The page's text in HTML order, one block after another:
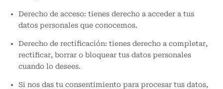
Derecho de acceso: tienes derecho a acceder a tus
datos personales que conocemos.
Derecho de rectificación: tienes derecho a completar,
rectificar, borrar o bloquear tus datos personales
cuando lo desees.
Si nos das tu consentimiento para procesar tus datos,